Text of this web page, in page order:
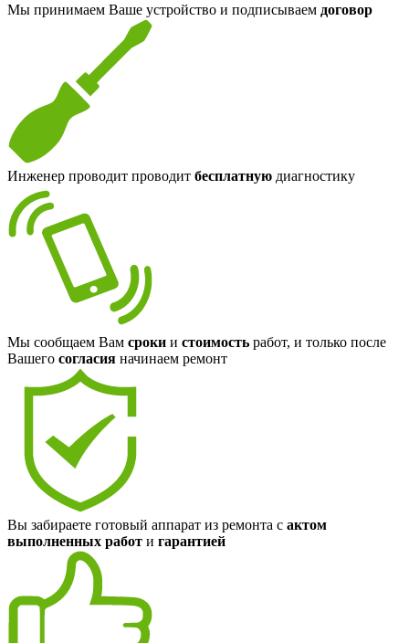
Мы принимаем Ваше устройство и подписываем договор
Инженер проводит проводит бесплатную диагностику
Мы сообщаем Вам сроки и стоимость работ, и только после
Вашего согласия начинаем ремонт
Вы забираете готовый аппарат из ремонта с актом
выполненных работ и гарантией